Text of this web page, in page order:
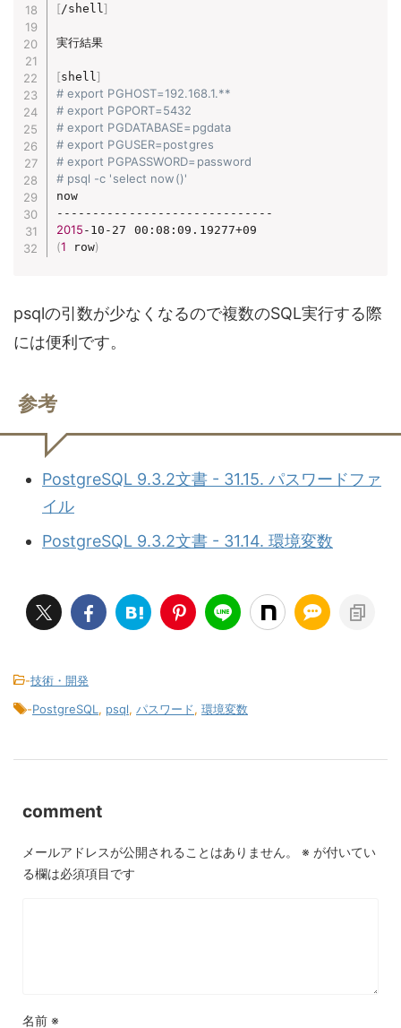
[/shell]
実行結果
[shell]
# export PGHOST=192.168.1.**
# export PGPORT=5432
# export PGDATABASE=pgdata
# export PGUSER=postgres
# export PGPASSWORD=password
# psql -c 'select now()'
now
2015
(1 row)
psqlの引数が少なくなるので複数のSQL実行する際
には便利です。
参考
PostgreSQL 9.3.2文書 - 31.15. パスワードファ
イル
PostgreSQL 9.3.2文書 - 31.14. 環境変数
-技術・開発
-PostgreSQL , psql, パスワード, 環境変数
comment
メールアドレスが公開されることはありません。 ※ が付いてい
る欄は必須項目です
名前 ※